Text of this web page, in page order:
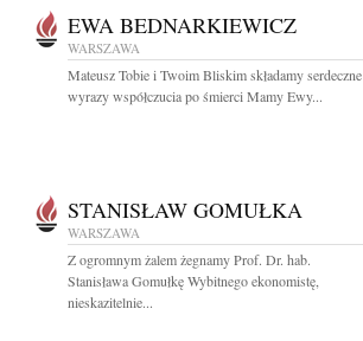
EWA BEDNARKIEWICZ
WARSZAWA
Mateusz Tobie i Twoim Bliskim składamy serdeczne
wyrazy współczucia po śmierci Mamy Ewy...
STANISŁAW GOMUŁKA
WARSZAWA
Z ogromnym żalem żegnamy Prof. Dr. hab.
Stanisława Gomułkę Wybitnego ekonomistę,
nieskazitelnie...